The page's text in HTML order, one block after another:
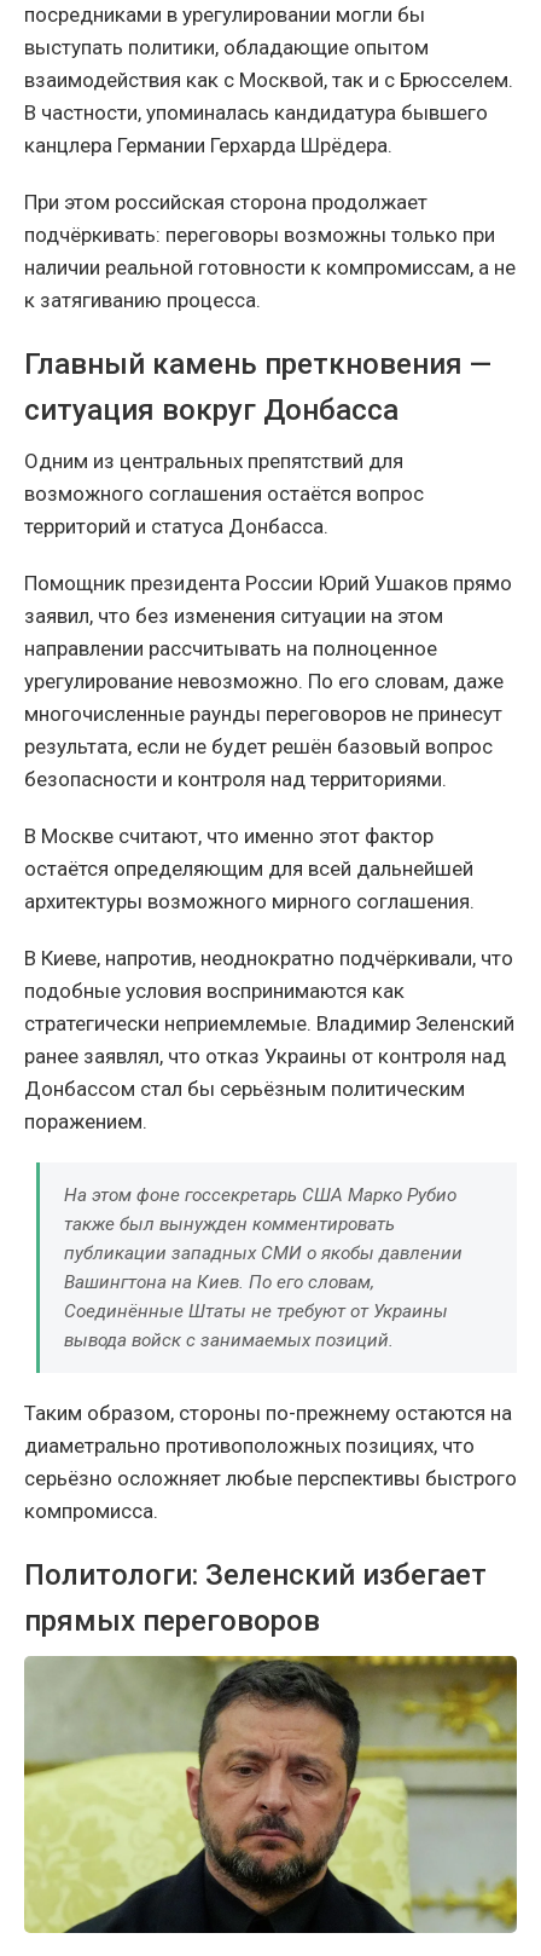
посредниками в урегулировании могли бы
выступать политики, обладающие опытом
взаимодействия как с Москвой, так и с Брюсселем.
В частности, упоминалась кандидатура бывшего
канцлера Германии Герхарда Шрёдера.
При этом российская сторона продолжает
подчёркивать: переговоры возможны только при
наличии реальной готовности к компромиссам, а не
к затягиванию процесса.
Главный камень преткновения —
ситуация вокруг Донбасса
Одним из центральных препятствий для
возможного соглашения остаётся вопрос
территорий и статуса Донбасса.
Помощник президента России Юрий Ушаков прямо
заявил, что без изменения ситуации на этом
направлении рассчитывать на полноценное
урегулирование невозможно. По его словам, даже
многочисленные раунды переговоров не принесут
результата, если не будет решён базовый вопрос
безопасности и контроля над территориями.
В Москве считают, что именно этот фактор
остаётся определяющим для всей дальнейшей
архитектуры возможного мирного соглашения.
В Киеве, напротив, неоднократно подчёркивали, что
подобные условия воспринимаются как
стратегически неприемлемые. Владимир Зеленский
ранее заявлял, что отказ Украины от контроля над
Донбассом стал бы серьёзным политическим
поражением.
На этом фоне госсекретарь США Марко Рубио
также был вынужден комментировать
публикации западных СМИ о якобы давлении
Вашингтона на Киев. По его словам,
Соединённые Штаты не требуют от Украины
вывода войск с занимаемых позиций.
Таким образом, стороны по-прежнему остаются на
диаметрально противоположных позициях, что
серьёзно осложняет любые перспективы быстрого
компромисса.
Политологи: Зеленский избегает
прямых переговоров